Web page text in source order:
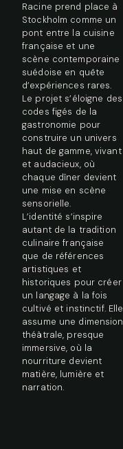
Racine prend place à
Stockholm comme un
pont entre la cuisine
française et une
scène contemporaine
suédoise en quête
d’expériences rares.
Le projet s’éloigne des
codes figés de la
gastronomie pour
construire un univers
haut de gamme, vivant
et audacieux, où
chaque dîner devient
une mise en scène
sensorielle.
L’identité s’inspire
autant de la tradition
culinaire française
que de références
artistiques et
historiques pour créer
un langage à la fois
cultivé et instinctif. Elle
assume une dimension
théâtrale, presque
immersive, où la
nourriture devient
matière, lumière et
narration.